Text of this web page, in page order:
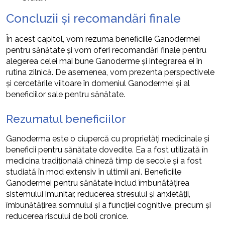
Concluzii și recomandări finale
În acest capitol, vom rezuma beneficiile Ganodermei
pentru sănătate și vom oferi recomandări finale pentru
alegerea celei mai bune Ganoderme și integrarea ei în
rutina zilnică. De asemenea, vom prezenta perspectivele
și cercetările viitoare în domeniul Ganodermei și al
beneficiilor sale pentru sănătate.
Rezumatul beneficiilor
Ganoderma este o ciupercă cu proprietăți medicinale și
beneficii pentru sănătate dovedite. Ea a fost utilizată în
medicina tradițională chineză timp de secole și a fost
studiată în mod extensiv în ultimii ani. Beneficiile
Ganodermei pentru sănătate includ îmbunătățirea
sistemului imunitar, reducerea stresului și anxietății,
îmbunătățirea somnului și a funcției cognitive, precum și
reducerea riscului de boli cronice.